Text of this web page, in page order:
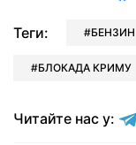
Теги: БЕНЗИН
БЛОКАДА КРИМУ
Читайте нас у: